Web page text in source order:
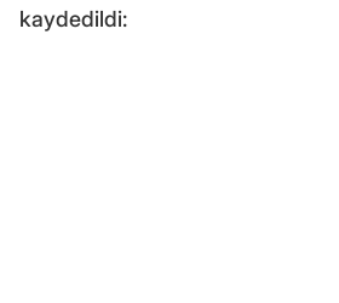
kaydedildi: